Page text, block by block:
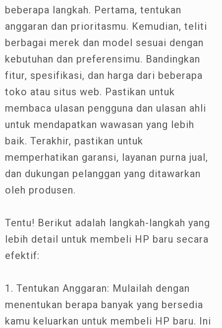
beberapa langkah. Pertama, tentukan
anggaran dan prioritasmu. Kemudian, teliti
berbagai merek dan model sesuai dengan
kebutuhan dan preferensimu. Bandingkan
fitur, spesifikasi, dan harga dari beberapa
toko atau situs web. Pastikan untuk
membaca ulasan pengguna dan ulasan ahli
untuk mendapatkan wawasan yang lebih
baik. Terakhir, pastikan untuk
memperhatikan garansi, layanan purna jual,
dan dukungan pelanggan yang ditawarkan
oleh produsen.
Tentu! Berikut adalah langkah-langkah yang
lebih detail untuk membeli HP baru secara
efektif:
1. Tentukan Anggaran: Mulailah dengan
menentukan berapa banyak yang bersedia
kamu keluarkan untuk membeli HP baru. Ini